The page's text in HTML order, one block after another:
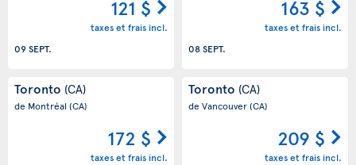
121 $
taxes et frais incl.
09 SEPT.
163 $
taxes et frais incl.
08 SEPT.
Toronto (CA)
de Montréal(CA)
172 $
taxes et frais incl.
Toronto (CA)
de Vancouver(CA)
209 $
taxes et frais incl.